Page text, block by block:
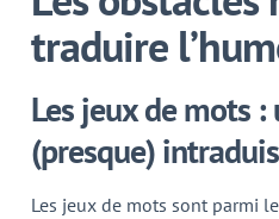
traduire
Les jeux de mots :
(presque)
Les jeux de mots sont parmi